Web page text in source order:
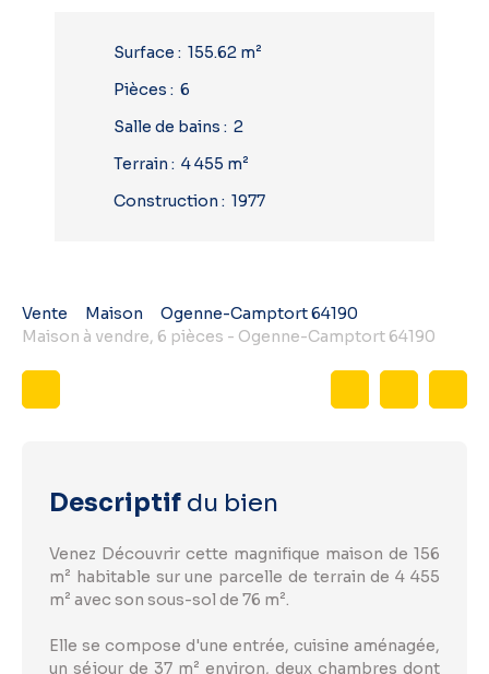
Surface : 155.62 m²
Pièces : 6
Salle de bains : 2
Terrain : 4 455 m²
Construction : 1977
Vente Maison
Ogenne-Camptort 64190
Maison à vendre, 6 pièces - Ogenne-Camptort 64190
Descriptif du bien
Venez Découvrir cette magnifique maison de 156
m² habitable sur une parcelle de terrain de 4 455
m² avec son sous-sol de 76 m².
Elle se compose d'une entrée, cuisine aménagée,
un séjour de 37 m² environ, deux chambres dont